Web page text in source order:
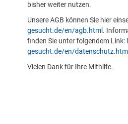
bisher weiter nutzen.
Unsere AGB können Sie hier
gesucht.de/en/agb.html .
finden Sie unter folgendem Link:
gesucht.de/en/datenschutz.html
Vielen Dank für Ihre Mithilfe.